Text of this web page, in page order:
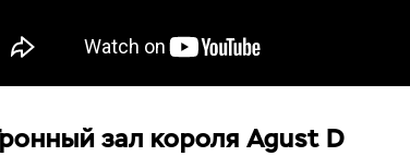
зал короля Agust D